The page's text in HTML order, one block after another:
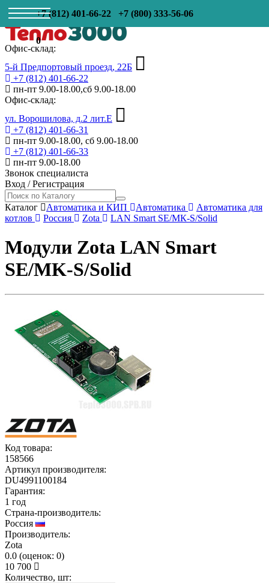
+7 (812) 401-66-22 +7 (800) 333-56-06
0
Офис-склад:
5-й Предпортовый проезд, 22Б
+7 (812) 401-66-22
пн-пт 9.00-18.00,сб 9.00-18.00
Офис-склад:
ул. Ворошилова, д.2 лит.Е
+7 (812) 401-66-31
пн-пт 9.00-18.00, сб 9.00-18.00
+7 (812) 401-66-33
пн-пт 9.00-18.00
Звонок специалиста
Вход /Регистрация
Каталог Автоматика и КИП Автоматика
Автоматика для
котлов
Россия Zota LAN Smart SE/МК-S/Solid
Модули Zota LAN Smart
SE/MK-S/Solid
Код товара:
158566
Артикул производителя:
DU4991100184
Гарантия:
1 год
Страна-производитель:
Россия
Производитель:
Zota
0.0 (оценок: 0)
10 700
Количество, шт: